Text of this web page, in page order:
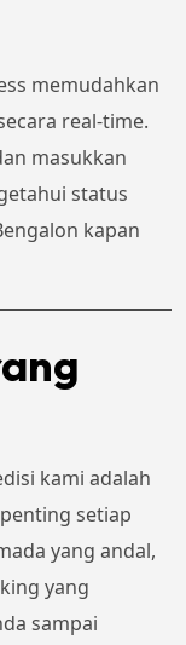
memudahkan
real-time.
masukkan
status
kapan
kami adalah
setiap
yang andal,
yang
sampai